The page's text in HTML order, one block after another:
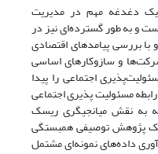
یک دغدغه مهم در مدیریت
و به طور گسترده‌ای نیز در
با بررسی پیامدهای اقتصادی
و سازوکارهای اساسی
اجتماعی را پیدا
مسئولیت پذیری اجتماعی
به نقش میانجیگری ریسک
یک پژوهش توصیفی همبستگی
داده‌های نمونه‌ای مشتمل